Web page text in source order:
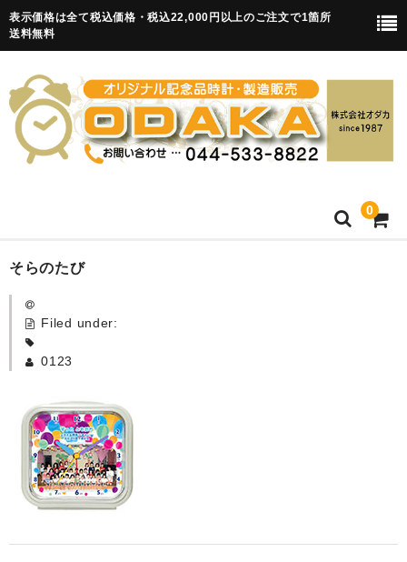
表示価格は全て税込価格・税込22,000円以上のご注文で1箇所
送料無料
0
HOME
卒園記念品
カード付フォトフレームクロック(集合)
目覚まし時計(集合＋個別)
メロディ時計(集合)
そらのたび
Filed under:
0123